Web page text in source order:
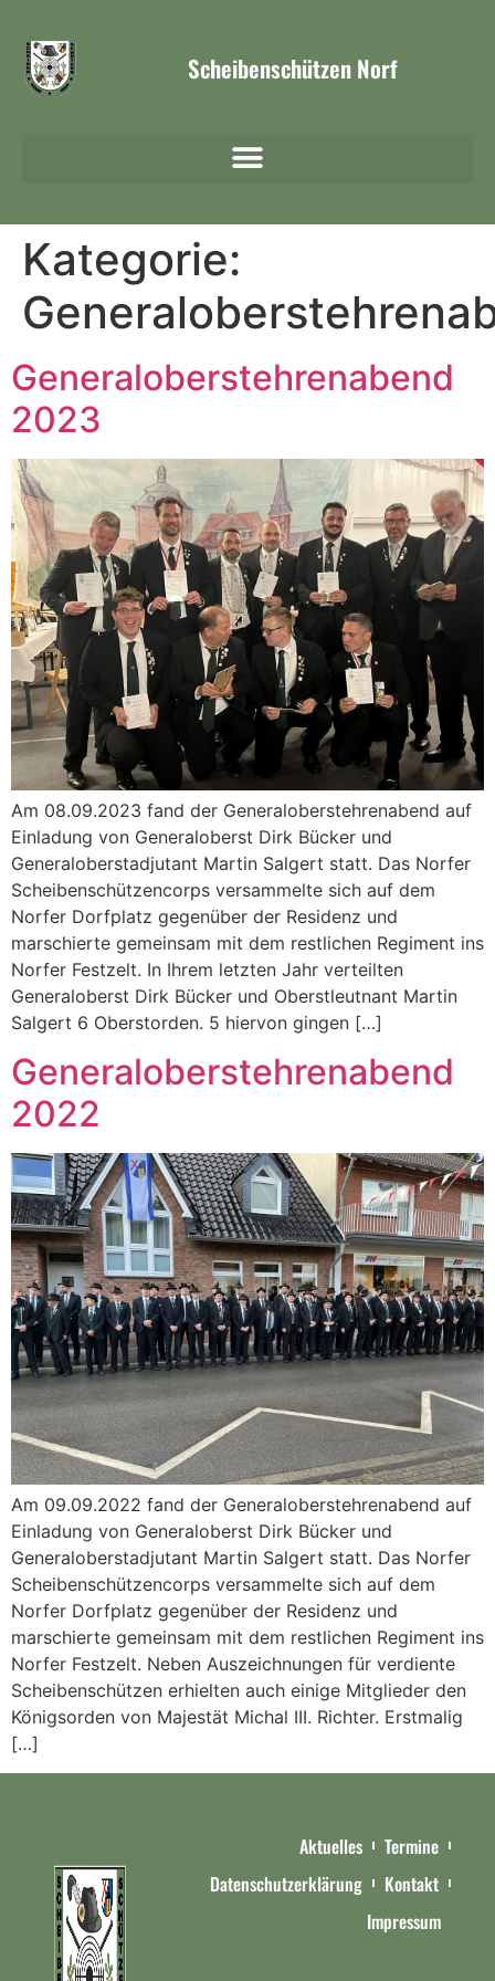
Scheibenschützen Norf
Kategorie:
Generaloberstehrenabend
2023
Am 08.09.2023 fand der Generaloberstehrenabend auf
Einladung von Generaloberst Dirk Bücker und
Generaloberstadjutant Martin Salgert statt. Das Norfer
Scheibenschützencorps versammelte sich auf dem
Norfer Dorfplatz gegenüber der Residenz und
marschierte gemeinsam mit dem restlichen Regiment ins
Norfer Festzelt. In Ihrem letzten Jahr verteilten
Generaloberst Dirk Bücker und Oberstleutnant Martin
Salgert 6 Oberstorden. 5 hiervon gingen […]
Generaloberstehrenabend
2022
Am 09.09.2022 fand der Generaloberstehrenabend auf
Einladung von Generaloberst Dirk Bücker und
Generaloberstadjutant Martin Salgert statt. Das Norfer
Scheibenschützencorps versammelte sich auf dem
Norfer Dorfplatz gegenüber der Residenz und
marschierte gemeinsam mit dem restlichen Regiment ins
Norfer Festzelt. Neben Auszeichnungen für verdiente
Scheibenschützen erhielten auch einige Mitglieder den
Königsorden von Majestät Michal III. Richter. Erstmalig
[…]
Aktuelles
Termine
Datenschutzerklärung
Kontakt
Impressum